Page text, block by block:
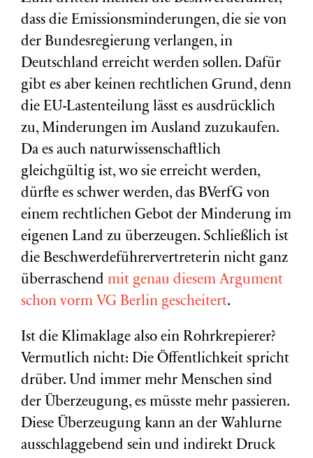
dass die Emissionsminderungen, die sie von
der Bundesregierung verlangen, in
Deutschland erreicht werden sollen. Dafür
gibt es aber keinen rechtlichen Grund, denn
die EU-Lastenteilung lässt es ausdrücklich
zu, Minderungen im Ausland zuzukaufen.
Da es auch naturwissenschaftlich
gleichgültig ist, wo sie erreicht werden,
dürfte es schwer werden, das BVerfG von
einem rechtlichen Gebot der Minderung im
eigenen Land zu überzeugen. Schließlich ist
die Beschwerdeführervertreterin nicht ganz
überraschend mit genau diesem Argument
schon vorm VG Berlin gescheitert.
Ist die Klimaklage also ein Rohrkrepierer?
Vermutlich nicht: Die Öffentlichkeit spricht
drüber. Und immer mehr Menschen sind
der Überzeugung, es müsste mehr passieren.
Diese Überzeugung kann an der Wahlurne
ausschlaggebend sein und indirekt Druck